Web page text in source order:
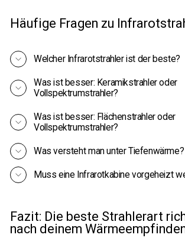
Häufige Fragen zu
Welcher Infrarotstrahler ist der beste?
Was ist besser: Keramikstrahler oder
Vollspektrumstrahler?
Was ist besser: Flächenstrahler oder
Vollspektrumstrahler?
Was versteht man unter Tiefenwärme?
Muss eine Infrarotkabine vorgeheizt
Fazit: Die beste Strahlerart
nach deinem